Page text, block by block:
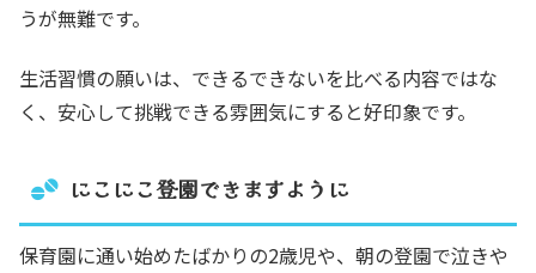
うが無難です。
生活習慣の願いは、できるできないを比べる内容ではな
く、安心して挑戦できる雰囲気にすると好印象です。
にこにこ登園できますように
保育園に通い始めたばかりの2歳児や、朝の登園で泣きや